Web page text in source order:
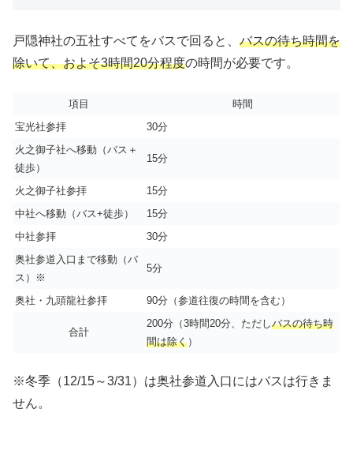
戸隠神社の五社すべてをバスで回ると、 バスの待ち時間を
除いて、およそ3時間20分程度の時間が必要です。
項目
時間
宝光社参拝
30分
火之御子社へ移動（バス＋
徒歩）
15分
火之御子社参拝
15分
中社へ移動（バス+徒歩）
15分
中社参拝
30分
奥社参道入口まで移動（バ
ス）※
5分
奥社・九頭龍社参拝 90分（参道往復の時間を含む）
合計
200分（3時間20分、ただしバスの待ち時
間は除く）
※冬季（12/15～3/31）は奥社参道入口にはバスは行きま
せん。